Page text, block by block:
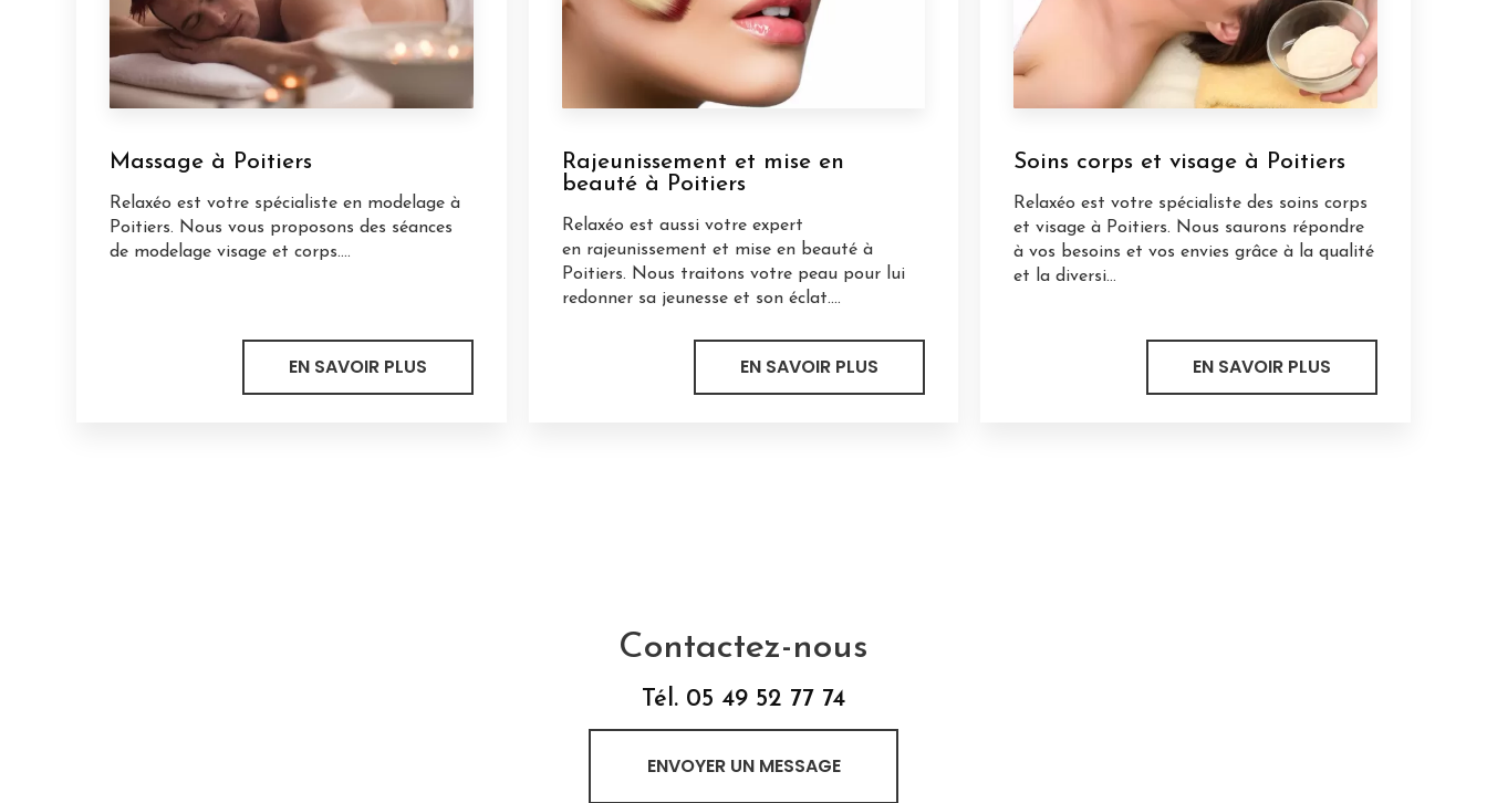
Massage à Poitiers
Relaxéo est votre spécialiste en modelage à
Poitiers. Nous vous proposons des séances
de modelage visage et corps....
EN SAVOIR PLUS
Rajeunissement et mise en
beauté à Poitiers
Relaxéo est aussi votre expert
en rajeunissement et mise en beauté à
Poitiers. Nous traitons votre peau pour lui
redonner sa jeunesse et son éclat....
EN SAVOIR PLUS
Soins corps et visage à Poitiers
Relaxéo est votre spécialiste des soins corps
et visage à Poitiers. Nous saurons répondre
à vos besoins et vos envies grâce à la qualité
et la diversi...
EN SAVOIR PLUS
Contactez-nous
Tél. 05 49 52 77 74
ENVOYER UN MESSAGE